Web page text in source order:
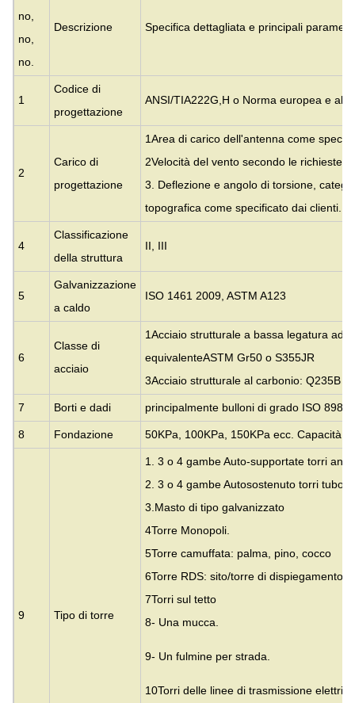
no,
no,
no.
Descrizione Specifica dettagliata e principali
1
Codice di
progettazione
ANSI/TIA222G,H o Norma europea e altri
2
Carico di
progettazione
1Area di carico dell'antenna come
2Velocità del vento secondo le richieste
3. Deflezione e angolo di torsione,
topografica come specificato dai clienti.
4
Classificazione
della struttura
II, III
5
Galvanizzazione
a caldo
ISO 1461 2009, ASTM A123
6
Classe di
acciaio
1Acciaio strutturale a bassa legatura ad
equivalenteASTM Gr50 o S355JR
3Acciaio strutturale al carbonio: Q235B
7 Borti e dadi principalmente bulloni di grado ISO 898
8 Fondazione 50KPa, 100KPa, 150KPa ecc. Capacità
9 Tipo di torre
1. 3 o 4 gambe Auto-supportate torri
2. 3 o 4 gambe Autosostenuto torri
3. Masto di tipo galvanizzato
4Torre Monopoli.
5Torre camuffata: palma, pino, cocco
6Torre RDS: sito/torre di dispiegamento
7Torri sul tetto
8- Una mucca.
9- Un fulmine per strada.
10Torri delle linee di trasmissione elettrica